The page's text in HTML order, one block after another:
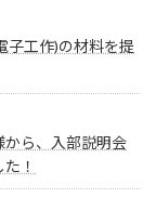
子工作)の材料を提
ら、入部説明会
！